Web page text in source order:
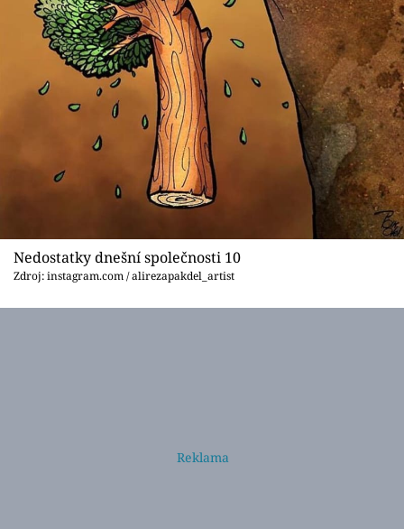
Nedostatky dnešní společnosti 10
Zdroj: instagram.com / alirezapakdel_artist